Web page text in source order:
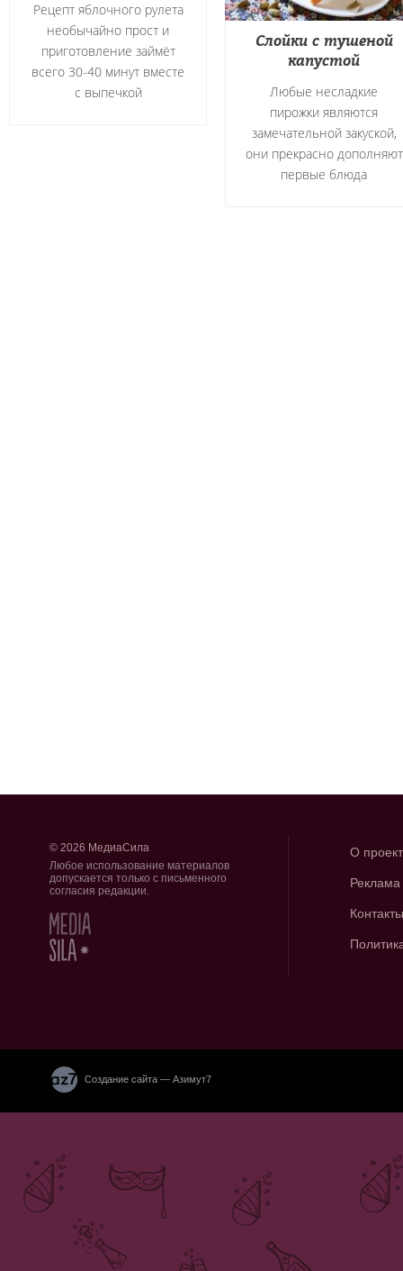
Рецепт яблочного рулета
необычайно прост и
приготовление займёт
всего 30-40 минут вместе
с выпечкой
Слойки с тушеной
капустой
Любые несладкие
пирожки являются
замечательной закуской,
они прекрасно дополняют
первые блюда
© 2026 МедиаСила
Любое использование материалов
допускается только с письменного
согласия редакции.
О
Реклама
Контакты
Создание сайта — Азимут7